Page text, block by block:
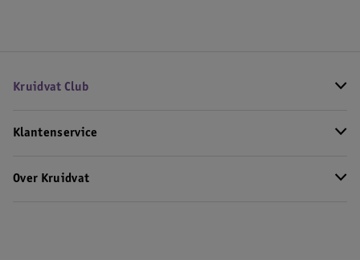
Kruidvat Club
Klantenservice
Over Kruidvat